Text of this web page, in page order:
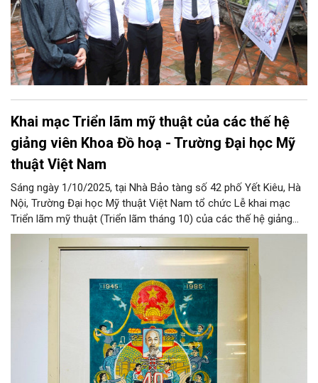
Khai mạc Triển lãm mỹ thuật của các thế hệ
giảng viên Khoa Đồ hoạ - Trường Đại học Mỹ
thuật Việt Nam
Sáng ngày 1/10/2025, tại Nhà Bảo tàng số 42 phố Yết Kiêu, Hà
Nội, Trường Đại học Mỹ thuật Việt Nam tổ chức Lễ khai mạc
Triển lãm mỹ thuật (Triển lãm tháng 10) của các thế hệ giảng
viên Khoa Đồ hoạ - Trường Đại học Mỹ thuật Việt Nam. Triển
lãm nằm trong chuỗi sự kiện kỷ niệm 100 năm thành lập Trường
Mỹ thuật Đông Dương - Đại học Mỹ thuật Việt Nam.